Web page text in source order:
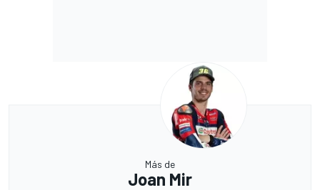
Más de
Joan Mir